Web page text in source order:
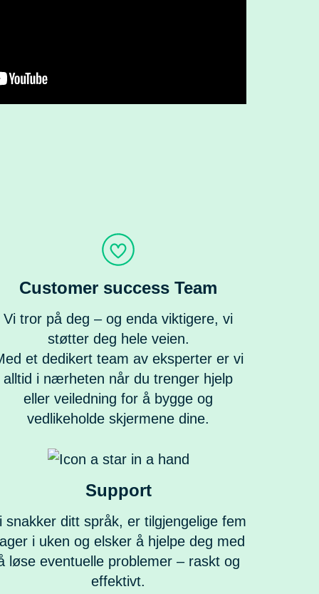
Customer success Team
Vi tror på deg – og enda viktigere, vi
støtter deg hele veien.
et dedikert team av eksperter er vi
alltid i nærheten når du trenger hjelp
eller veiledning for å bygge og
vedlikeholde skjermene dine.
Support
snakker ditt språk, er tilgjengelige fem
i uken og elsker å hjelpe deg med
løse eventuelle problemer – raskt og
effektivt.